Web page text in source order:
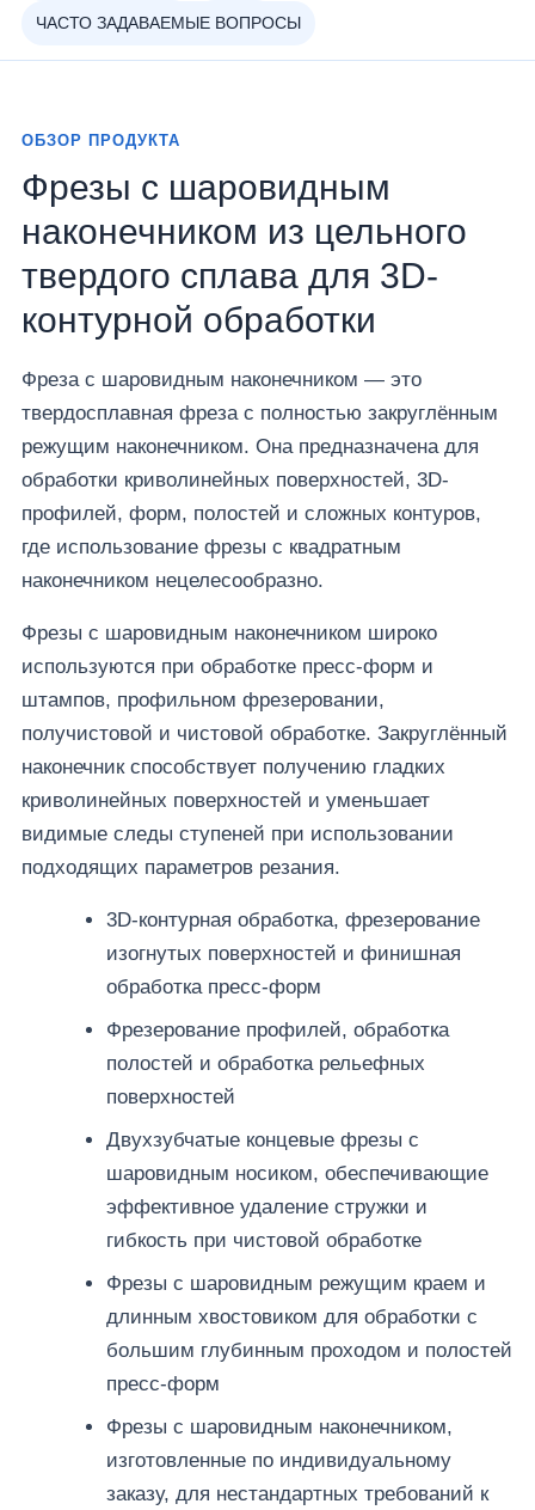
ЧАСТО ЗАДАВАЕМЫЕ ВОПРОСЫ
ОБЗОР ПРОДУКТА
Фрезы с шаровидным
наконечником из цельного
твердого сплава для 3D-
контурной обработки
Фреза с шаровидным наконечником — это
твердосплавная фреза с полностью закруглённым
режущим наконечником. Она предназначена для
обработки криволинейных поверхностей, 3D-
профилей, форм, полостей и сложных контуров,
где использование фрезы с квадратным
наконечником нецелесообразно.
Фрезы с шаровидным наконечником широко
используются при обработке пресс-форм и
штампов, профильном фрезеровании,
получистовой и чистовой обработке. Закруглённый
наконечник способствует получению гладких
криволинейных поверхностей и уменьшает
видимые следы ступеней при использовании
подходящих параметров резания.
3D-контурная обработка, фрезерование
изогнутых поверхностей и финишная
обработка пресс-форм
Фрезерование профилей, обработка
полостей и обработка рельефных
поверхностей
Двухзубчатые концевые фрезы с
шаровидным носиком, обеспечивающие
эффективное удаление стружки и
гибкость при чистовой обработке
Фрезы с шаровидным режущим краем и
длинным хвостовиком для обработки с
большим глубинным проходом и полостей
пресс-форм
Фрезы с шаровидным наконечником,
изготовленные по индивидуальному
заказу, для нестандартных требований к